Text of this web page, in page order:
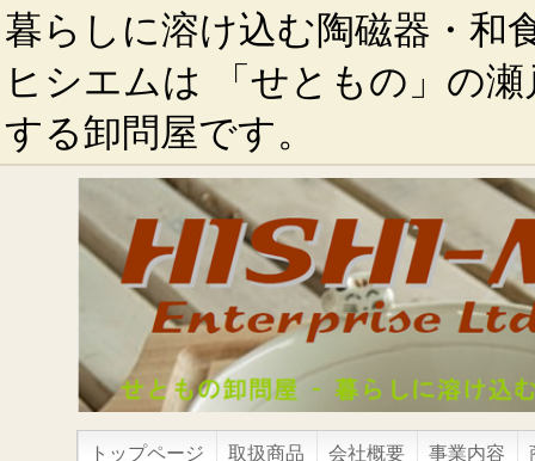
暮らしに溶け込む陶磁器・
ヒシエムは 「せともの」の
する卸問屋です。
トップページ 取扱商品 会社概要 事業内容